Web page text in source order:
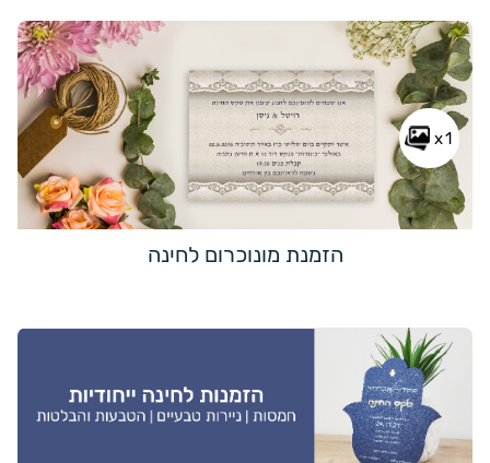
x1
הזמנת מונוכרום לחינה